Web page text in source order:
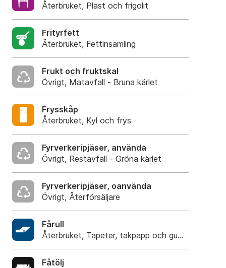
Återbruket, Plast och frigolit
Frityrfett
Återbruket, Fettinsamling
Frukt och fruktskal
Övrigt, Matavfall - Bruna kärlet
Frysskåp
Återbruket, Kyl och frys
Fyrverkeripjäser, använda
Övrigt, Restavfall - Gröna kärlet
Fyrverkeripjäser, oanvända
Övrigt, Återförsäljare
Fårull
Återbruket, Tapeter, takpapp och gummi
Fåtölj